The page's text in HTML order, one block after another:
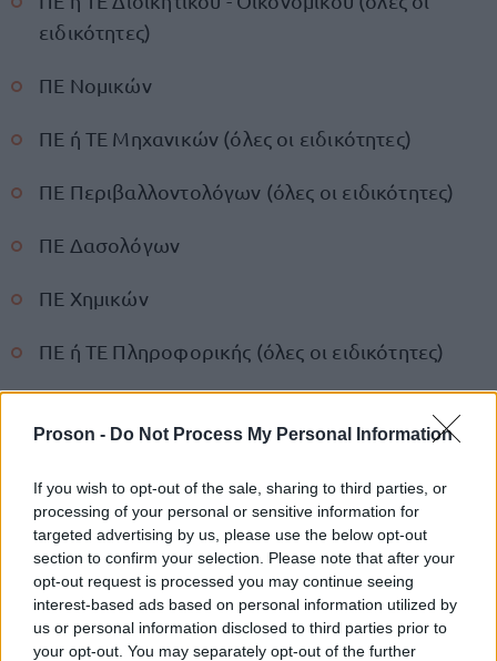
Proson - Do Not Process My Personal Information
If you wish to opt-out of the sale, sharing to third parties, or
processing of your personal or sensitive information for
targeted advertising by us, please use the below opt-out
section to confirm your selection. Please note that after your
opt-out request is processed you may continue seeing
interest-based ads based on personal information utilized by
us or personal information disclosed to third parties prior to
your opt-out. You may separately opt-out of the further
ειδικότητες)
ΠΕ Νομικών
ΠΕ ή ΤΕ Μηχανικών (όλες οι ειδικότητες)
ΠΕ Περιβαλλοντολόγων (όλες οι ειδικότητες)
ΠΕ Δασολόγων
ΠΕ Χημικών
ΠΕ ή ΤΕ Πληροφορικής (όλες οι ειδικότητες)
Φαρμακευτικής ή ΠΕ Νοσηλευτικής
Διευκρινίζεται ότι για τους κλάδους ΠΕ Διοικητικού
Οικονομικού, δικαίωμα συμμετοχής στη
διαγωνιστική διαδικασία έχουν όλοι οι υπάλληλοι
κατηγοριών ΠΕ ή ΤΕ, ανεξαρτήτως